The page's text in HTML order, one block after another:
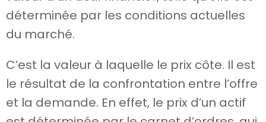
déterminée par les conditions actuelles
du marché.
C’est la valeur à laquelle le prix côte. Il est
le résultat de la confrontation entre l’offre
et la demande. En effet, le prix d’un actif